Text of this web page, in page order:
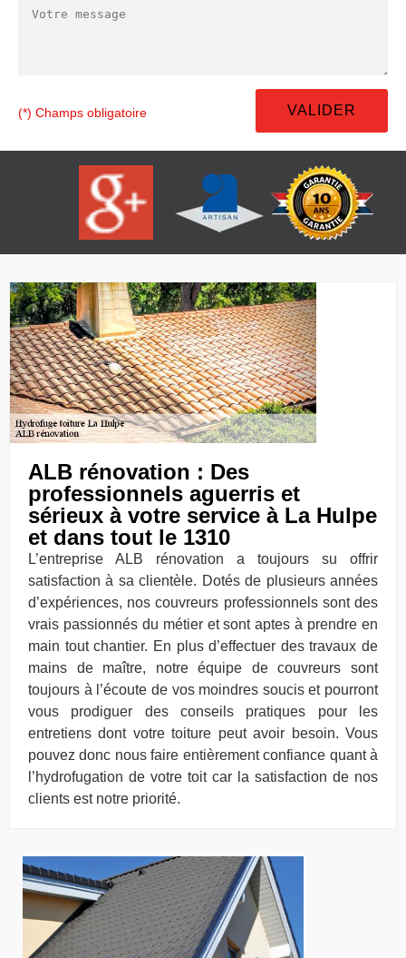
(*) Champs obligatoire
ALB rénovation : Des
professionnels aguerris et
sérieux à votre service à La Hulpe
et dans tout le 1310
L’entreprise ALB rénovation a toujours su offrir
satisfaction à sa clientèle. Dotés de plusieurs années
d’expériences, nos couvreurs professionnels sont des
vrais passionnés du métier et sont aptes à prendre en
main tout chantier. En plus d’effectuer des travaux de
mains de maître, notre équipe de couvreurs sont
toujours à l’écoute de vos moindres soucis et pourront
vous prodiguer des conseils pratiques pour les
entretiens dont votre toiture peut avoir besoin. Vous
pouvez donc nous faire entièrement confiance quant à
l’hydrofugation de votre toit car la satisfaction de nos
clients est notre priorité.